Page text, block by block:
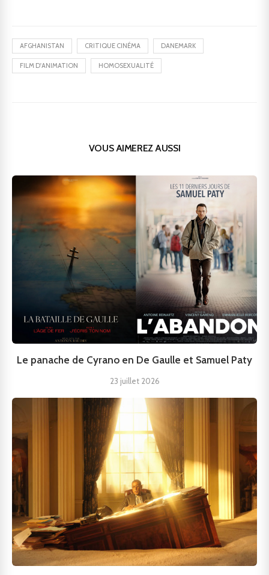
AFGHANISTAN CRITIQUE CINÉMA DANEMARK
FILM D'ANIMATION HOMOSEXUALITÉ
VOUS AIMEREZ AUSSI
Le panache de Cyrano en De Gaulle et Samuel Paty
23 juillet 2026